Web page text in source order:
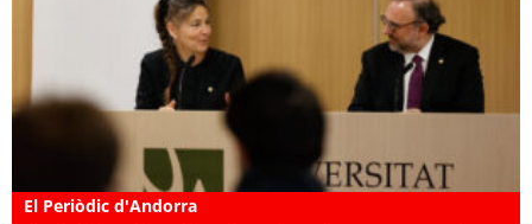
El Periòdic d'Andorra